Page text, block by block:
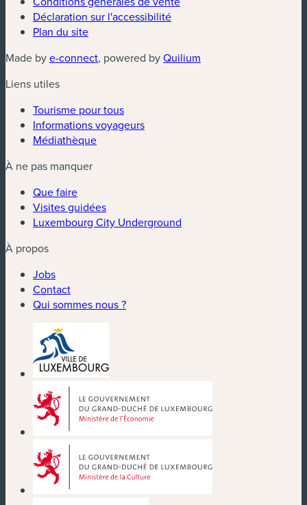
Déclaration sur l'accessibilité
Plan du site
Made bye-connect(nouvelle fenêtre)
, powered byQuilium
Liens utiles
Tourisme pour tous
Informations voyageurs
Médiathèque
À ne pas manquer
Que faire
Visites guidées
Luxembourg City Underground
À propos
Jobs
Contact
Qui sommes nous ?